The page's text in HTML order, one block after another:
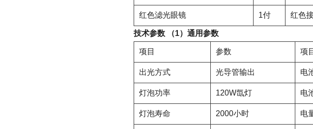
红色滤光眼镜 1付 红色
技术参数 （1）通用参数
项目 参数 项
出光方式 光导管输出 电
灯泡功率 120W氙灯 电
灯泡寿命 2000小时 电